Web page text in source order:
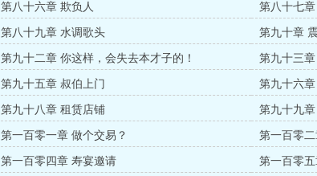
第八十六章 欺负人 第八十七
第八十九章 水调歌头 第九十章
第九十二章 你这样，会失去本才子的！ 第九十三章
第九十五章 叔伯上门 第九十六
第九十八章 租赁店铺 第九十九
第一百零一章 做个交易？ 第一百零二
第一百零四章 寿宴邀请 第一百零